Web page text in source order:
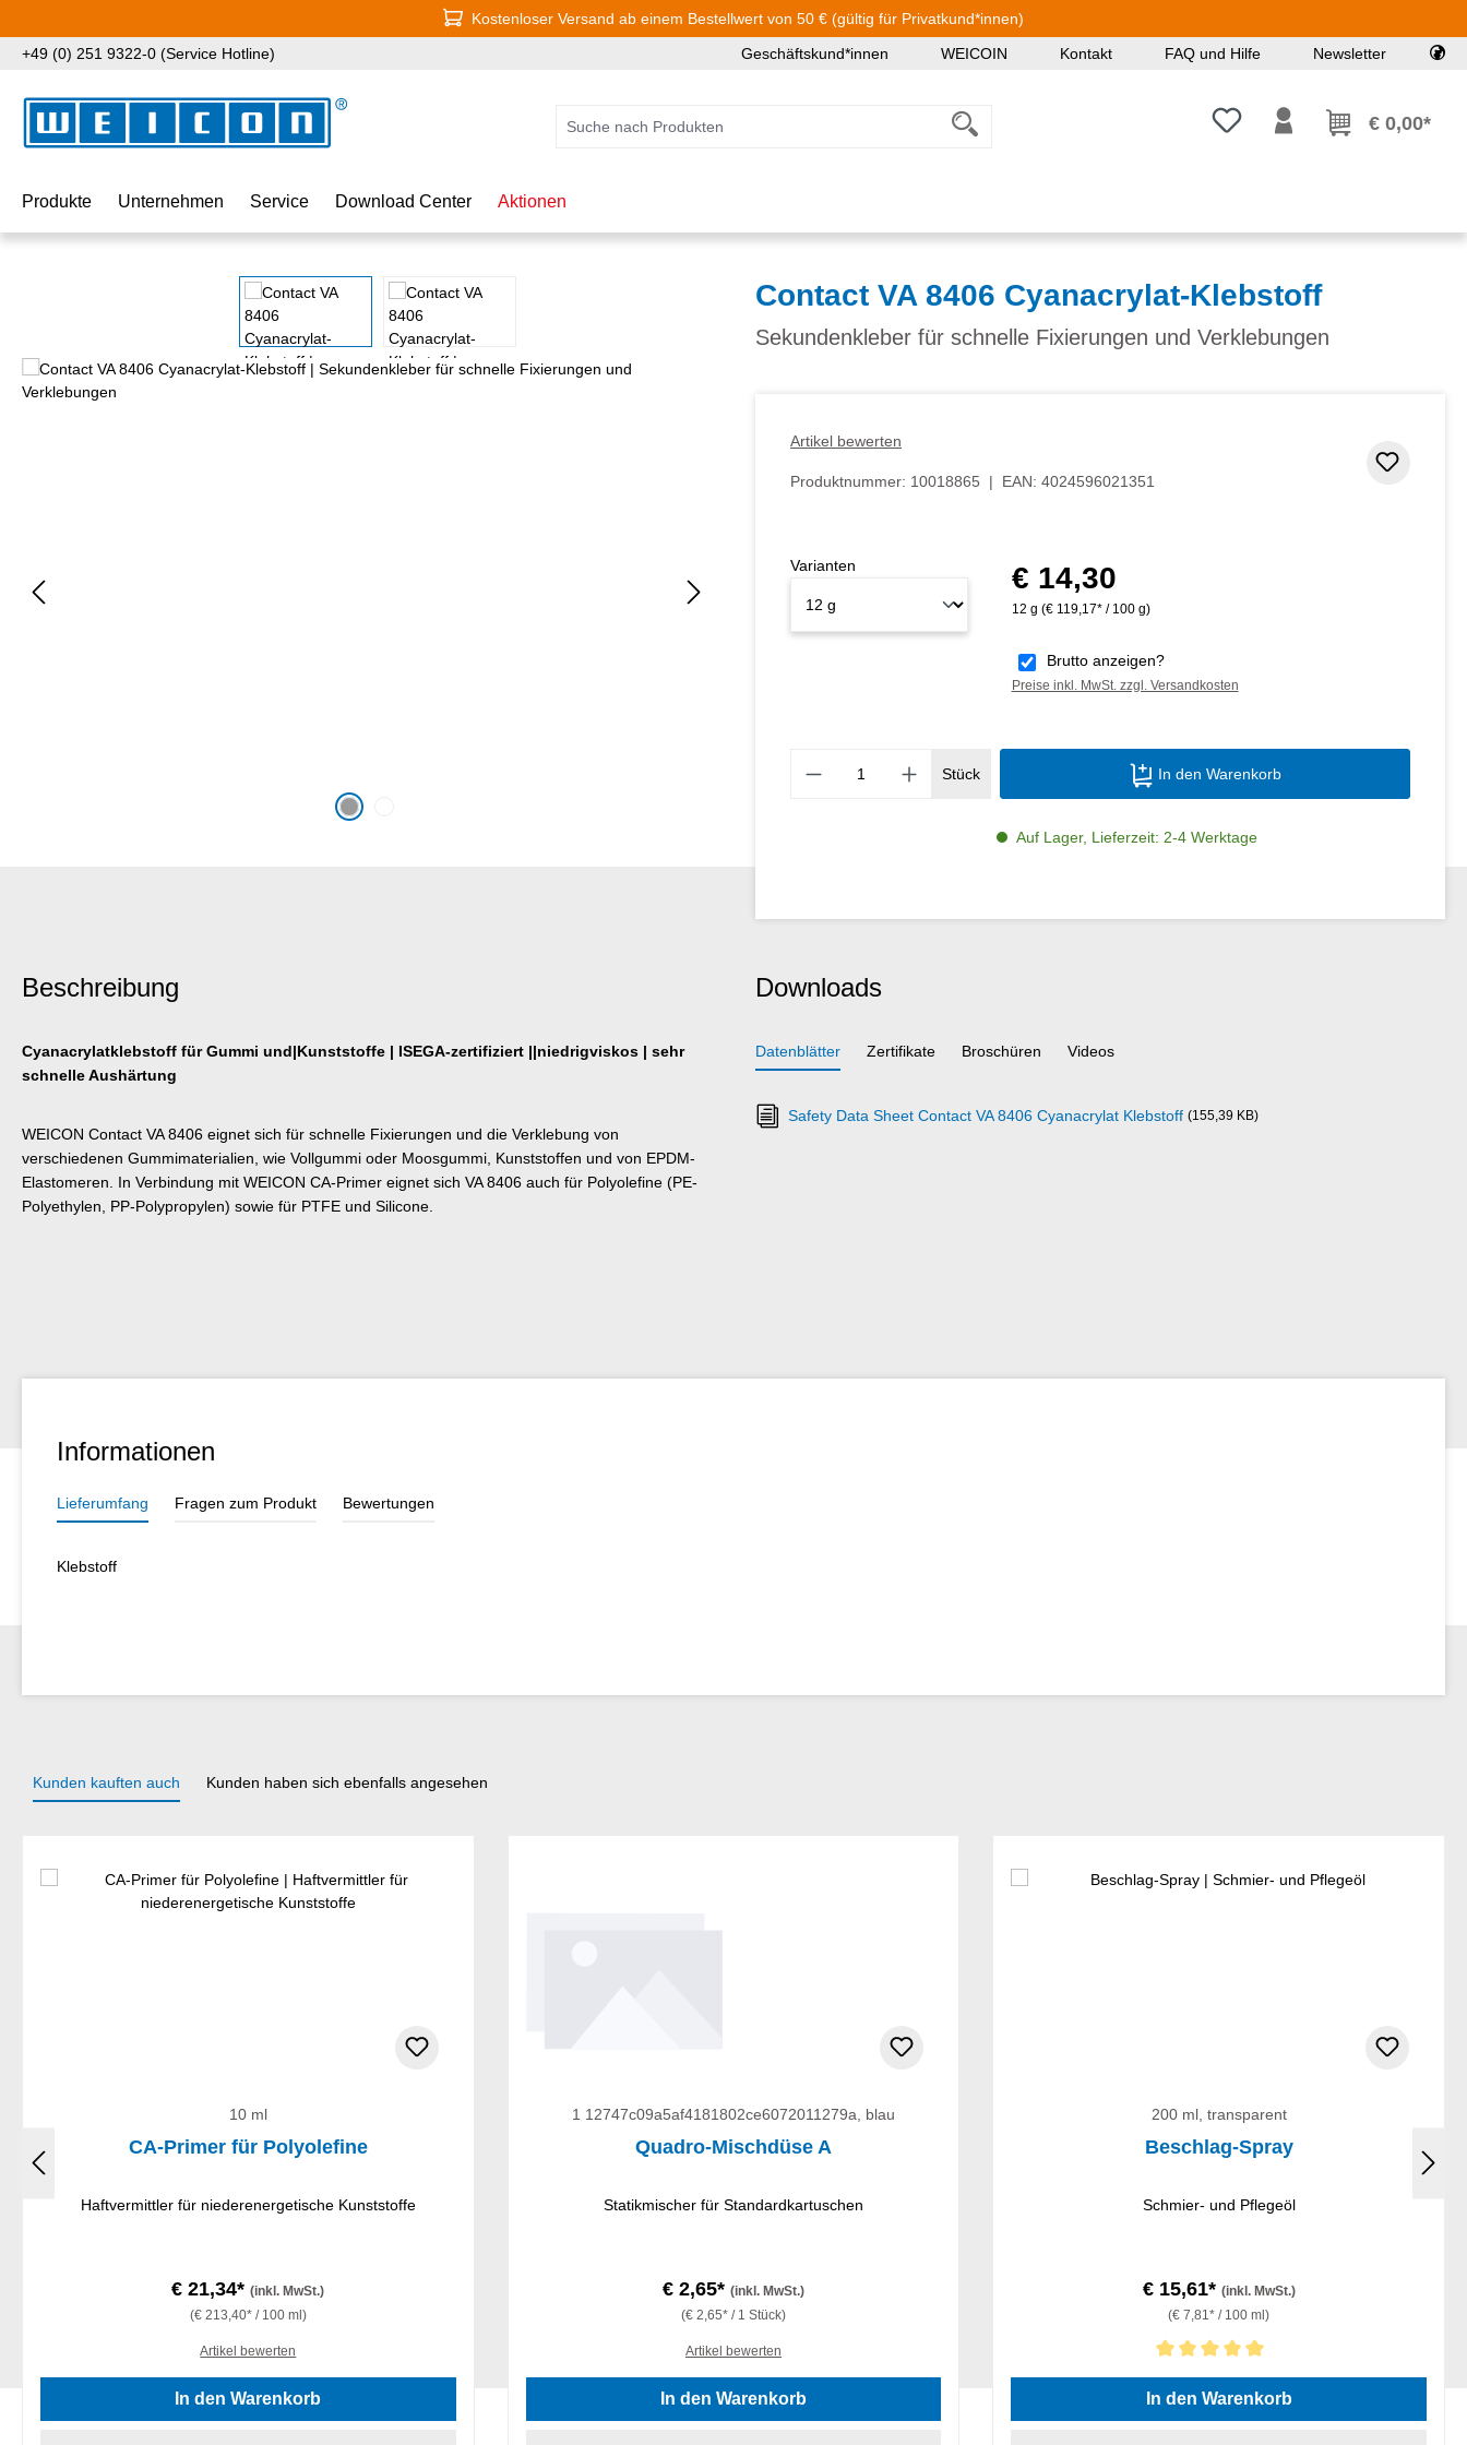
Kostenloser Versand ab einem Bestellwert von 50 € (gültig für Privatkund*innen)
+49 (0) 251 9322-0 (Service Hotline) Geschäftskund*innen WEICOIN Kontakt FAQ und Hilfe Newsletter
Du hast 0 Produkte auf dem
€ 0,00*
Produkte Unternehmen Service Download Center Aktionen
Contact VA 8406 Cyanacrylat-Klebstoff
Sekundenkleber für schnelle Fixierungen und Verklebungen
Artikel bewerten
Produktnummer: 10018865 | EAN: 4024596021351
Regulärer Preis:
€ 14,30
12 g (€ 119,17* / 100 g)
Brutto anzeigen?
Preise inkl. MwSt. zzgl. Versandkosten
Varianten
Produkt Anzahl: Gib den gewünschten
Stück In den Warenkorb
Auf Lager, Lieferzeit: 2-4 Werktage
Beschreibung
Cyanacrylatklebstoff für Gummi und|Kunststoffe | ISEGA-zertifiziert ||niedrigviskos | sehr
schnelle Aushärtung
WEICON Contact VA 8406 eignet sich für schnelle Fixierungen und die Verklebung von
verschiedenen Gummimaterialien, wie Vollgummi oder Moosgummi, Kunststoffen und von EPDM-
Elastomeren. In Verbindung mit WEICON CA-Primer eignet sich VA 8406 auch für Polyolefine (PE-
Polyethylen, PP-Polypropylen) sowie für PTFE und Silicone.
Downloads
Datenblätter Zertifikate Broschüren Videos
Safety Data Sheet Contact VA 8406 Cyanacrylat Klebstoff (155,39 KB)
Informationen
Lieferumfang Fragen zum Produkt Bewertungen
Klebstoff
Kunden kauften auch Kunden haben sich ebenfalls angesehen
10 ml
CA-Primer für Polyolefine
Haftvermittler für niederenergetische Kunststoffe
€ 21,34*(inkl. MwSt.)
(€ 213,40* / 100 ml)
Artikel bewerten
In den Warenkorb
1 12747c09a5af4181802ce6072011279a, blau
Quadro-Mischdüse A
Statikmischer für Standardkartuschen
€ 2,65* (inkl. MwSt.)
(€ 2,65* / 1 Stück)
Artikel bewerten
In den Warenkorb
200 ml, transparent
Beschlag-Spray
Schmier- und Pflegeöl
€ 15,61* (inkl. MwSt.)
(€ 7,81* / 100 ml)
Durchschnittliche Bewertung von 5 von 5 Sternen
In den Warenkorb